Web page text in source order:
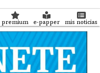
premium e-papper mis noticias